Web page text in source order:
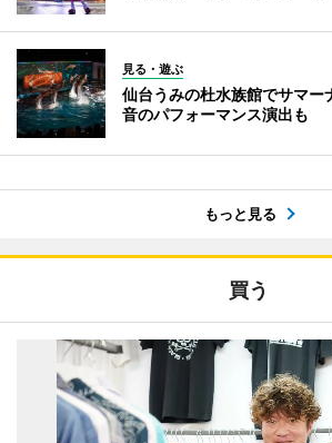
見る・遊ぶ
仙台うみの杜水族館でサマ
音のパフォーマンス演出も
もっと見る
買う